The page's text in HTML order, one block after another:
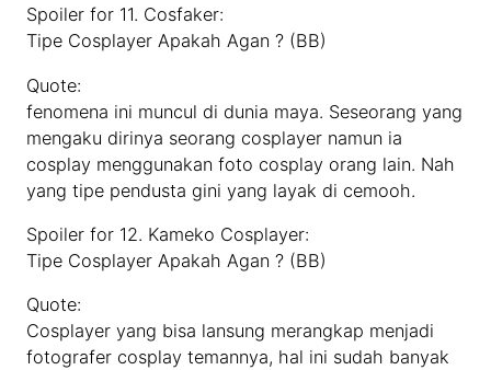
Spoiler for 11. Cosfaker:
Tipe Cosplayer Apakah Agan ? (BB)
Quote:
fenomena ini muncul di dunia maya. Seseorang yang
mengaku dirinya seorang cosplayer namun ia
cosplay menggunakan foto cosplay orang lain. Nah
yang tipe pendusta gini yang layak di cemooh.
Spoiler for 12. Kameko Cosplayer:
Tipe Cosplayer Apakah Agan ? (BB)
Quote:
Cosplayer yang bisa lansung merangkap menjadi
fotografer cosplay temannya, hal ini sudah banyak